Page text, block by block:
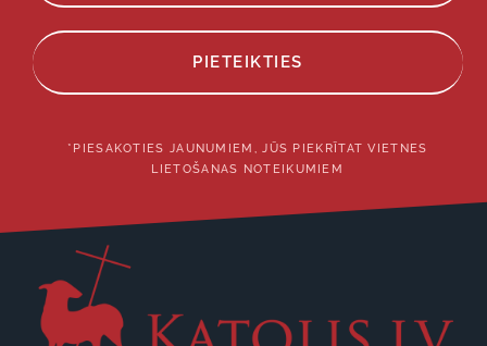
PIETEIKTIES
*PIESAKOTIES JAUNUMIEM, JŪS PIEKRĪTAT VIETNES
LIETOŠANAS NOTEIKUMIEM